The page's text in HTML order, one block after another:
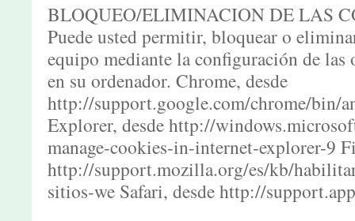
BLOQUEO/ELIMINACION DE LAS
Puede usted permitir, bloquear o
equipo mediante la configuración de las
en su ordenador. Chrome, desde
http://support.google.com/chrome/bin/
Explorer, desde http://
manage-cookies-in-internet-explorer-9
http://support.mozilla.org/es/kb/
sitios-we Safari, desde http://